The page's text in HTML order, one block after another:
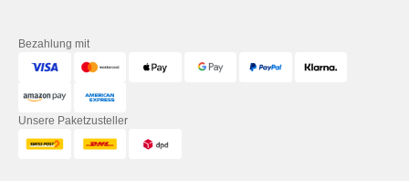
Bezahlung mit
Unsere Paketzusteller